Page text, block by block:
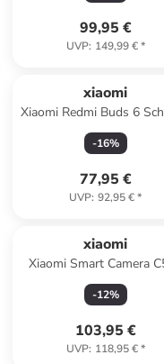
99,95 €
UVP: 149,99 €*
xiaomi
Xiaomi Redmi Buds 6
EU BHR9251GL in
-16%
77,95 €
UVP: 92,95 €*
xiaomi
Xiaomi Smart Camera
Pro 5MP | HDR |
Haustiererkennung in
-12%
103,95 €
UVP: 118,95 €*